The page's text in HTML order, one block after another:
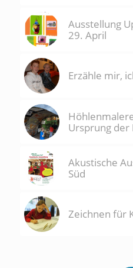
Ausstellung
29. April
Erzähle mir,
Ursprung der
Akustische
Süd
Zeichnen für